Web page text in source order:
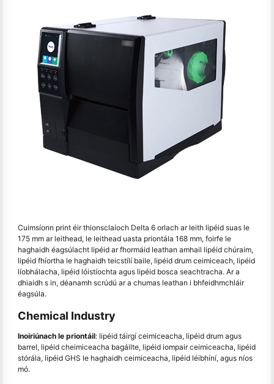
Cuimsíonn print éir thionsclaíoch Delta 6 orlach ar leith lipéid suas le
175 mm ar leithead, le leithead uasta priontála 168 mm, foirfe le
haghaidh éagsúlacht lipéid ar fhormáid leathan amhail lipéid chúraim,
lipéid fhíortha le haghaidh teicstílí baile, lipéid drum ceimiceach, lipéid
líobhálacha, lipéid lóistíochta agus lipéid bosca seachtracha. Ar a
dhiaidh s in, déanamh scrúdú ar a chumas leathan i bhfeidhmchláir
éagsúla.
Chemical Industry
Inoiriúnach le priontáil: lipéid táirgí ceimiceacha, lipéid drum agus
barrel, lipéid cheimiceacha bagáilte, lipéid iompair ceimiceacha, lipéid
stórála, lipéid GHS le haghaidh ceimiceacha, lipéid léibhíní, agus níos
mó.